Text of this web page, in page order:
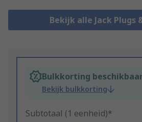
Bekijk alle Jack Plugs
Bulkkorting
Bekijk bulkkorting
Subtotaal (1 eenheid)*